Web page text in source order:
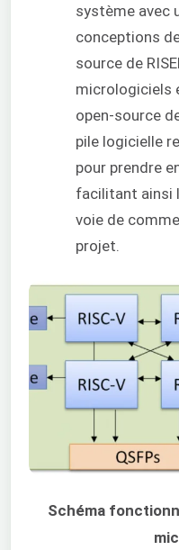
système avec
conceptions
source de
micrologiciels
open-source
pile logicielle
pour prendre
facilitant ainsi
voie de
projet.
Schéma